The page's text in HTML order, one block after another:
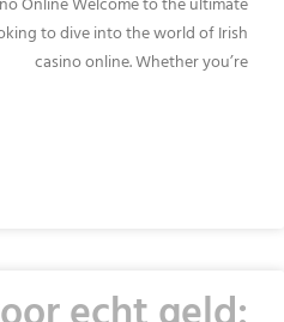
Online Welcome to the ultimate
to dive into the world of Irish
casino online. Whether you’re